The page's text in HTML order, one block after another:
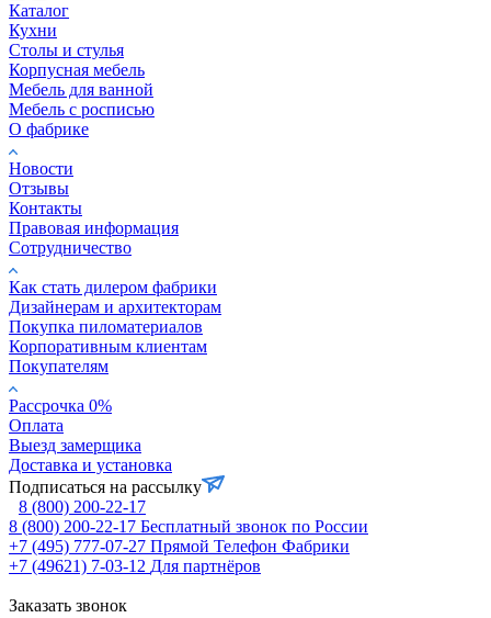
Каталог
Кухни
Столы и стулья
Корпусная мебель
Мебель для ванной
Мебель с росписью
О фабрике
Новости
Отзывы
Контакты
Правовая информация
Сотрудничество
Как стать дилером фабрики
Дизайнерам и архитекторам
Покупка пиломатериалов
Корпоративным клиентам
Покупателям
Рассрочка 0%
Оплата
Выезд замерщика
Доставка и установка
Подписаться на рассылку
8 (800) 200-22-17
8 (800) 200-22-17 Бесплатный звонок по России
+7 (495) 777-07-27 Прямой Телефон Фабрики
+7 (49621) 7-03-12 Для партнёров
Заказать звонок